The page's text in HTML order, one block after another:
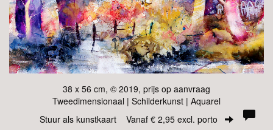
38 x 56 cm, © 2019, prijs op aanvraag
Tweedimensionaal | Schilderkunst | Aquarel
Stuur als kunstkaart Vanaf € 2,95 excl. porto